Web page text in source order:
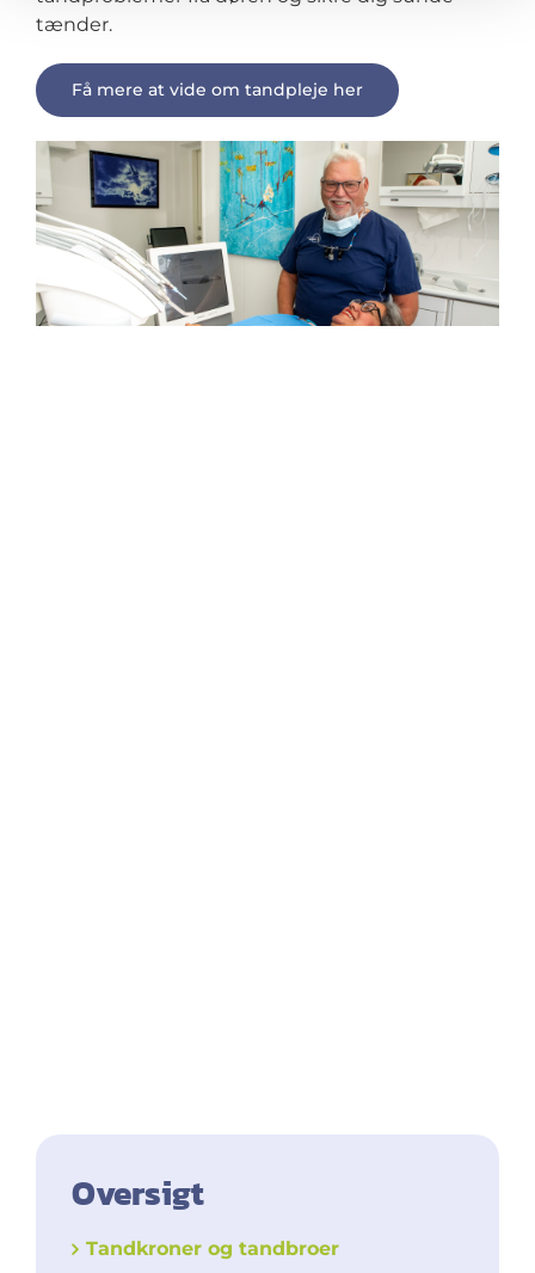
tænder.
Få mere at vide om tandpleje her
Oversigt
Tandkroner og tandbroer